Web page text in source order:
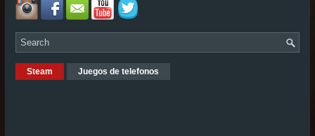
Steam Juegos de telefonos